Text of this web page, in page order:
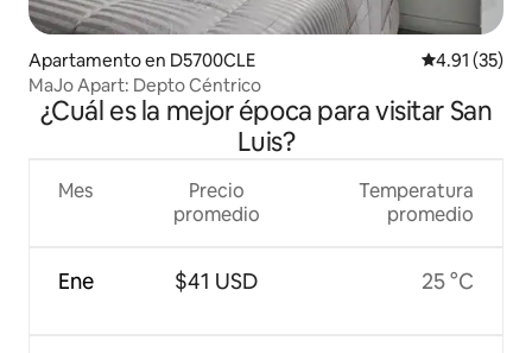
Apartamento en D5700CLE Calificación
4.91 (35)
MaJo Apart: Depto Céntrico
¿Cuál es la mejor época para visitar San
Luis?
Mes
Ene
Precio
promedio
$41 USD
Temperatura
promedio
25 °C